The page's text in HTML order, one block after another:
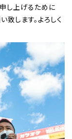
申し上げるために
致します。よろしく